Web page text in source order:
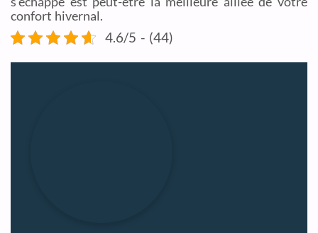
confort hivernal.
4.6/5 - (44)